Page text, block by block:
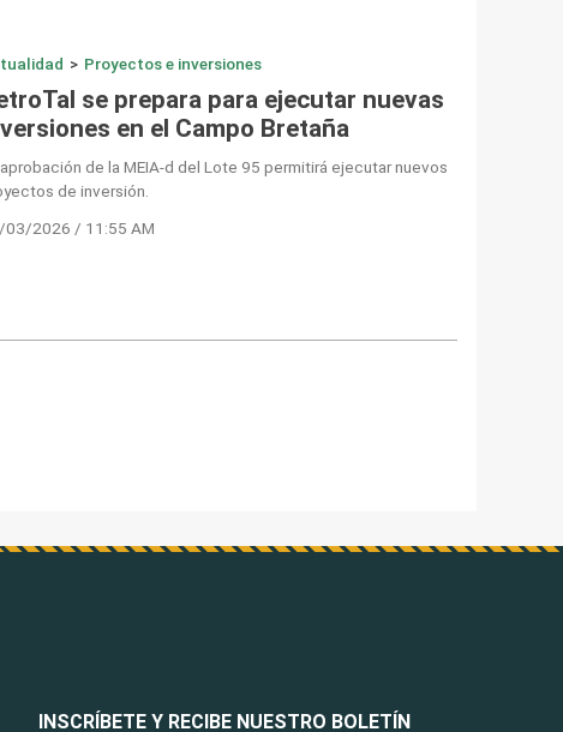
> Proyectos e inversiones
se prepara para ejecutar nuevas
en el Campo Bretaña
de la MEIA-d del Lote 95 permitirá ejecutar nuevos
de inversión.
03/2026 / 11:55 AM
INSCRÍBETE Y RECIBE NUESTRO BOLETÍN